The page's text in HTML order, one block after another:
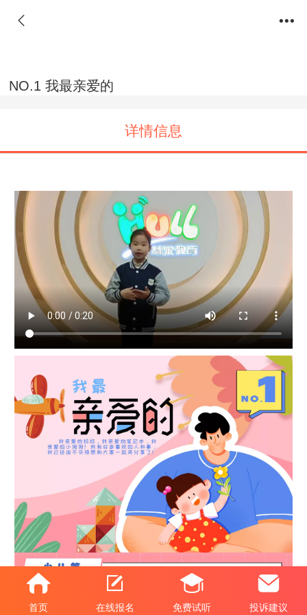
NO.1 我最亲爱的
详情信息
首页 在线报名 免费试听 投诉建议